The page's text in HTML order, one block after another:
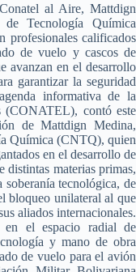
al Aire, Mattdign
Tecnología Química
profesionales calificados
de vuelo y cascos de
avanzan en el desarrollo
garantizar la seguridad
informativa de la
(CONATEL), contó este
de Mattdign Medina,
Química (CNTQ), quien
en el desarrollo de
distintas materias primas,
tecnológica, de
bloqueo unilateral al que
aliados internacionales.
el espacio radial de
y mano de obra
de vuelo para el avión